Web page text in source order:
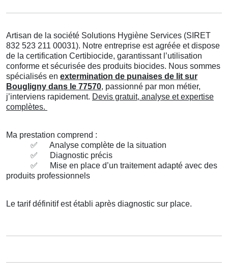
Artisan de la société Solutions Hygiène Services (SIRET
832 523 211 00031). Notre entreprise est agréée et dispose
de la certification Certibiocide, garantissant l’utilisation
conforme et sécurisée des produits biocides. Nous sommes
spécialisés en extermination de punaises de lit sur
Bougligny dans le 77570, passionné par mon métier,
j’interviens rapidement. Devis gratuit, analyse et expertise
complètes.
Ma prestation comprend :
✅
Analyse complète de la situation
✅
Diagnostic précis
✅
Mise en place d’un traitement adapté avec des
produits professionnels
Le tarif définitif est établi après diagnostic sur place.